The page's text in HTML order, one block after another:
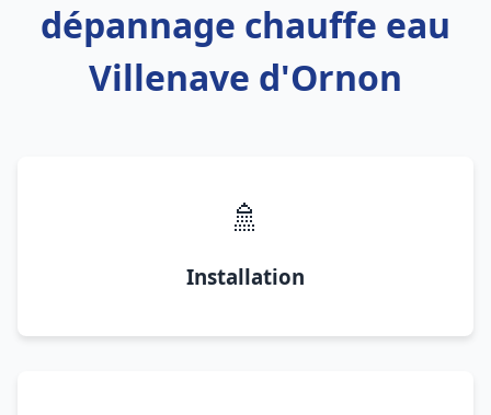
dépannage chauffe eau
Villenave d'Ornon
🚿
Installation